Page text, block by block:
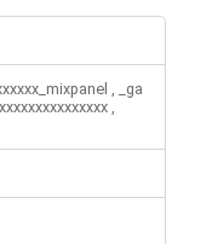
,
_ga
,